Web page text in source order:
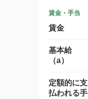
賃金・手当
賃金
基本給
（a）
定額的に支
払われる手